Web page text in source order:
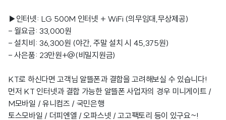
▶인터넷: LG 500M 인터넷 + WiFi (의무임대,무상제공)
- 월요금: 33,000원
- 설치비: 36,300원 (야간, 주말 설치 시 45,375원)
- 사은품: 23만원+@(비밀지원금)
KT로 하신다면 고객님 알뜰폰과 결합을 고려해보실 수 있습니다!
먼저 KT 인터넷과 결합 가능한 알뜰폰 사업자의 경우 미니게이트 /
M모바일 / 유니컴즈 / 국민은행
토스모바일 / 더피엔엘 / 오파스넷 / 고고팩토리 등이 있구요~!